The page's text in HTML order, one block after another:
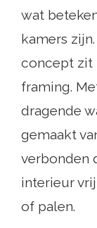
wat
kamers
concept zit
framing.
dragende
gemaakt
verbonden
interieur
of palen.